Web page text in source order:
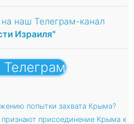
наш Телеграм-канал
Израиля"
Телеграм
попытки захвата Крыма?
присоединение Крыма к